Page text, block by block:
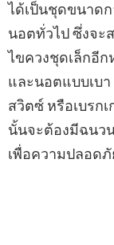
ได้เป็นชุดขนาด
นอตทั่วไป ซึ่งจะ
ไขควงชุดเล็กอี
และนอตแบบเบ
สวิตซ์ หรือเบรก
นั้นจะต้องมีฉนว
เพื่อความปลอด